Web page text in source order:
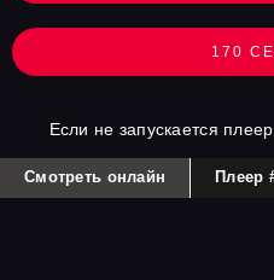
170
Если не запускается
Смотреть онлайн Плеер